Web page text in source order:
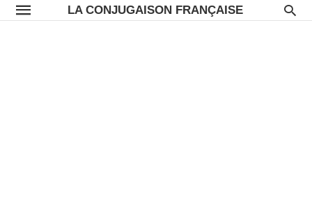
LA CONJUGAISON FRANÇAISE